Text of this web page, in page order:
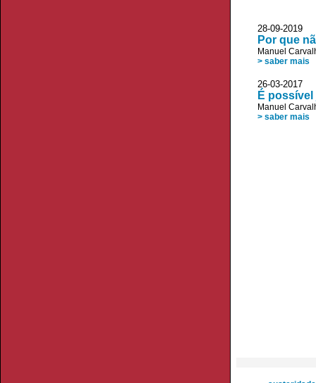
28-09-2019
Por que
Manuel
> saber mais
26-03-2017
É
Manuel
> saber mais